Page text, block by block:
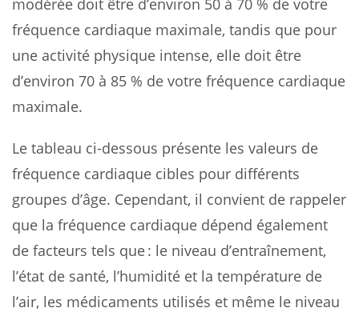
modérée doit être d’environ 50 à 70 % de votre
fréquence cardiaque maximale, tandis que pour
une activité physique intense, elle doit être
d’environ 70 à 85 % de votre fréquence cardiaque
maximale.
Le tableau ci-dessous présente les valeurs de
fréquence cardiaque cibles pour différents
groupes d’âge. Cependant, il convient de rappeler
que la fréquence cardiaque dépend également
de facteurs tels que : le niveau d’entraînement,
l’état de santé, l’humidité et la température de
l’air, les médicaments utilisés et même le niveau